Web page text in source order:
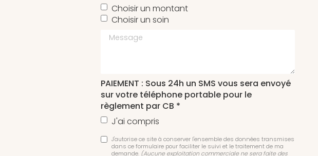
Choisir un montant
Choisir un soin
Message
PAIEMENT : Sous 24h un SMS vous sera envoyé
sur votre téléphone portable pour le
règlement par CB *
J'ai compris
J'autorise ce site à conserver l'ensemble des données transmises
dans ce formulaire pour faciliter le suivi et le traitement de ma
demande. (Aucune exploitation commerciale ne sera faite des